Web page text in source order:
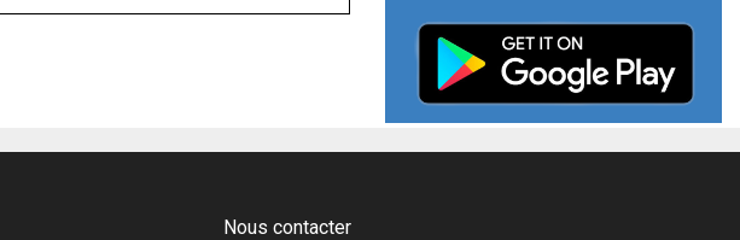
Nous contacter